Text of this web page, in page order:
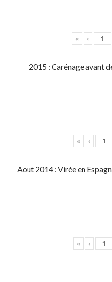
« ‹
2015 : Carénage avant
« ‹
Aout 2014 : Virée en
« ‹